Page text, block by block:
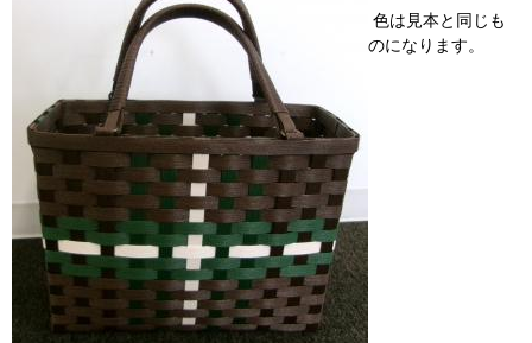
色は見本と同じも
のになります。